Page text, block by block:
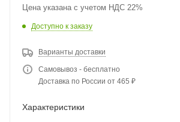
Цена указана с учетом НДС 22%
Доступно к заказу
Варианты доставки
Самовывоз - бесплатно
Доставка по России от 465 ₽
Характеристики